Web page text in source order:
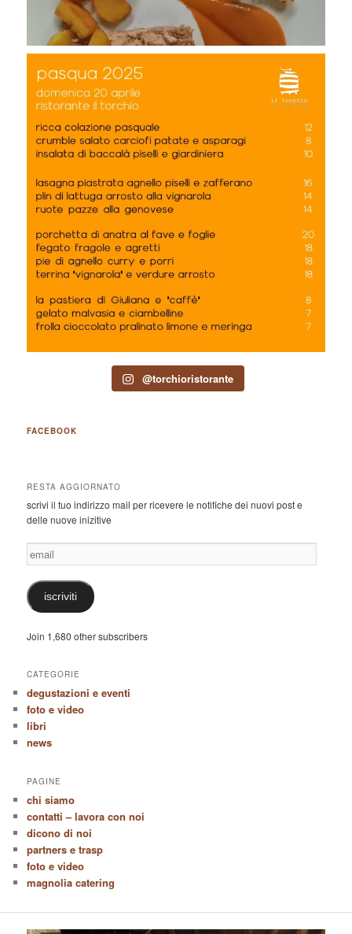
@torchioristorante
FACEBOOK
RESTA AGGIORNATO
scrivi il tuo indirizzo mail per ricevere le notifiche dei nuovi post e
delle nuove inizitive
email
iscriviti
Join 1,680 other subscribers
CATEGORIE
degustazioni e eventi
foto e video
libri
news
PAGINE
chi siamo
contatti – lavora con noi
dicono di noi
partners e trasp
foto e video
magnolia catering